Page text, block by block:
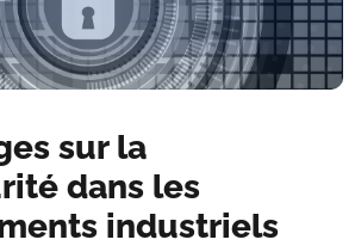
sur la
dans les
industriels